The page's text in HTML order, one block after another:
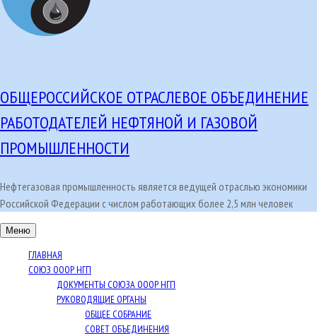
ОБЩЕРОССИЙСКОЕ ОТРАСЛЕВОЕ ОБЪЕДИНЕНИЕ
РАБОТОДАТЕЛЕЙ НЕФТЯНОЙ И ГАЗОВОЙ
ПРОМЫШЛЕННОСТИ
Нефтегазовая промышленность является ведущей отраслью экономики
Российской Федерации с числом работающих более 2,5 млн человек
Меню
ГЛАВНАЯ
СОЮЗ ОООР НГП
ДОКУМЕНТЫ СОЮЗА ОООР НГП
РУКОВОДЯЩИЕ ОРГАНЫ
ОБЩЕЕ СОБРАНИЕ
СОВЕТ ОБЪЕДИНЕНИЯ